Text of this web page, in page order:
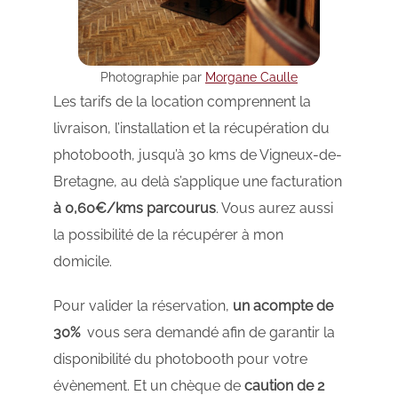
Photographie par Morgane Caulle
Les tarifs de la location comprennent la
livraison, l’installation et la récupération du
photobooth, jusqu’à 30 kms de Vigneux-de-
Bretagne, au delà s’applique une facturation
à 0,60€/kms parcourus. Vous aurez aussi
la possibilité de la récupérer à mon
domicile.
​Pour valider la réservation, un acompte de
30% vous sera demandé afin de garantir la
disponibilité du photobooth pour votre
évènement. Et un chèque de caution de 2